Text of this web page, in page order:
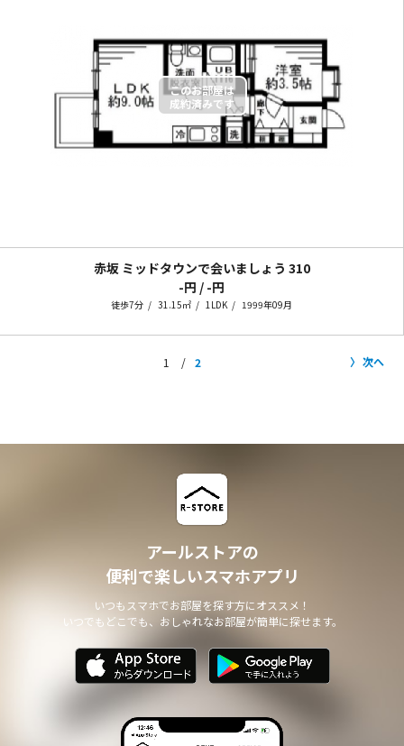
赤坂 ミッドタウンで会いましょう 310
-円 / -円
徒歩7分 31.15㎡ 1LDK 1999年09月
1 2 次へ
アールストアの
便利で楽しいスマホアプリ
いつもスマホでお部屋を探す方にオススメ！
いつでもどこでも、おしゃれなお部屋が簡単に探せます。